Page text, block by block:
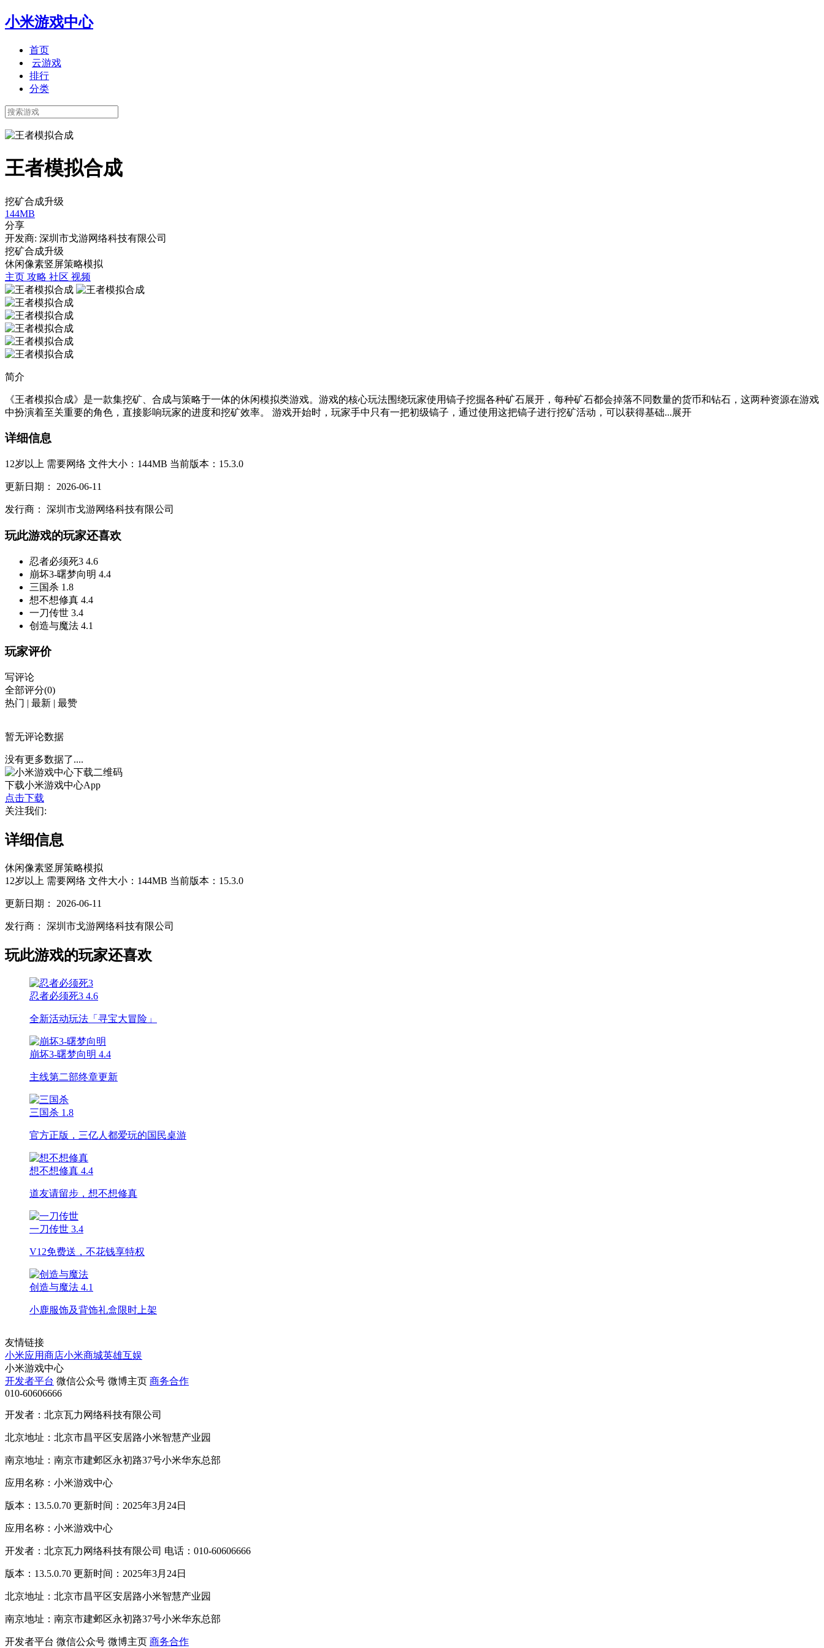
小米游戏中心
首页
云游戏
排行
分类
王者模拟合成
挖矿合成升级
144MB
分享
开发商: 深圳市戈游网络科技有限公司
挖矿合成升级
休闲像素竖屏策略模拟
主页 攻略 社区 视频
简介
《王者模拟合成》是一款集挖矿、合成与策略于一体的休闲模拟类游戏。游戏的核心玩法围绕玩家使用镐子挖掘各种矿石展开，每种矿石都会掉落不同数量的货币和钻石，这两种资源在游戏
中扮演着至关重要的角色，直接影响玩家的进度和挖矿效率。 游戏开始时，玩家手中只有一把初级镐子，通过使用这把镐子进行挖矿活动，可以获得基础...展开
详细信息
12岁以上 需要网络 文件大小：144MB 当前版本：15.3.0
更新日期： 2026-06-11
发行商： 深圳市戈游网络科技有限公司
玩此游戏的玩家还喜欢
忍者必须死3 4.6
崩坏3-曙梦向明 4.4
三国杀 1.8
想不想修真 4.4
一刀传世 3.4
创造与魔法 4.1
玩家评价
写评论
全部评分(0)
热门 | 最新 | 最赞
暂无评论数据
没有更多数据了....
下载小米游戏中心App
点击下载
关注我们:
详细信息
休闲像素竖屏策略模拟
12岁以上 需要网络 文件大小：144MB 当前版本：15.3.0
更新日期： 2026-06-11
发行商： 深圳市戈游网络科技有限公司
玩此游戏的玩家还喜欢
忍者必须死3 4.6
全新活动玩法「寻宝大冒险」
崩坏3-曙梦向明 4.4
主线第二部终章更新
三国杀 1.8
官方正版，三亿人都爱玩的国民桌游
想不想修真 4.4
道友请留步，想不想修真
一刀传世 3.4
V12免费送，不花钱享特权
创造与魔法 4.1
小鹿服饰及背饰礼盒限时上架
友情链接
小米应用商店小米商城英雄互娱
小米游戏中心
开发者平台 微信公众号 微博主页 商务合作
010-60606666
开发者：北京瓦力网络科技有限公司
北京地址：北京市昌平区安居路小米智慧产业园
南京地址：南京市建邺区永初路37号小米华东总部
应用名称：小米游戏中心
版本：13.5.0.70 更新时间：2025年3月24日
应用名称：小米游戏中心
开发者：北京瓦力网络科技有限公司 电话：010-60606666
版本：13.5.0.70 更新时间：2025年3月24日
北京地址：北京市昌平区安居路小米智慧产业园
南京地址：南京市建邺区永初路37号小米华东总部
开发者平台 微信公众号 微博主页 商务合作